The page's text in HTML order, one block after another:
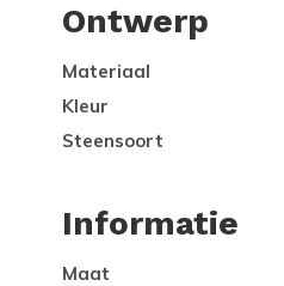
Ontwerp
Materiaal
Kleur
Steensoort
Informatie
Maat